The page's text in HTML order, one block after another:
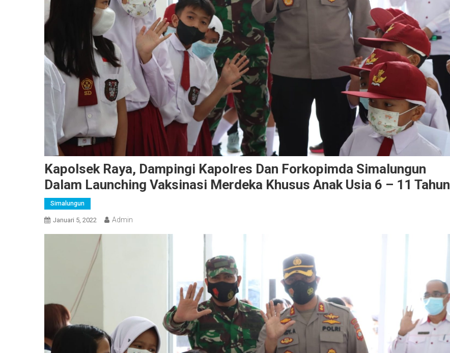
Kapolsek Raya, Dampingi Kapolres Dan Forkopimda Simalungun
Dalam Launching Vaksinasi Merdeka Khusus Anak Usia 6 – 11 Tahun
Simalungun
Januari 5, 2022 Admin